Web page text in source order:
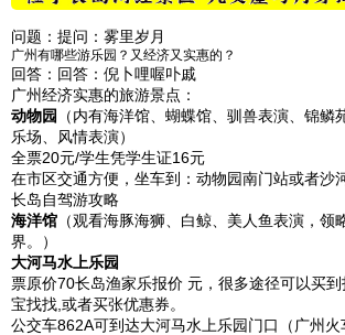
问题： 提问：雾里岁月
广州有哪些游乐园？又经济又实惠的？
回答： 回答：倪卜哩喔卟戚
广州经济实惠的旅游景点：
动物园
（内有海洋馆、蝴蝶馆、驯兽表演、锦鳞
乐场、风情表演）
全票20元/学生凭学生证16元
在市区交通方便，坐车到：动物园南门站或者沙
长岛自驾游攻略
海洋馆 （观看海豚海狮、白鲸、美人鱼表演，领
界。）
大河马水上乐园
票原价70长岛渔家乐报价 元，很多途径可以买
宝找找,或者买张优惠券。
公交车862A可到达大河马水上乐园门口（广州火